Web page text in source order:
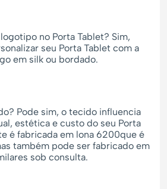
no Porta Tablet? Sim,
seu Porta Tablet com a
em silk ou bordado.
Pode sim, o tecido influencia
estética e custo do seu Porta
é fabricada em lona 6200que é
também pode ser fabricado em
sob consulta.